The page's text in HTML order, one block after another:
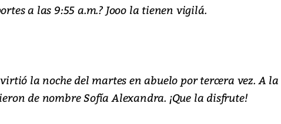
a las 9:55 a.m.? Jooo la tienen vigilá.
la noche del martes en abuelo por tercera vez. A la
de nombre Sofía Alexandra. ¡Que la disfrute!